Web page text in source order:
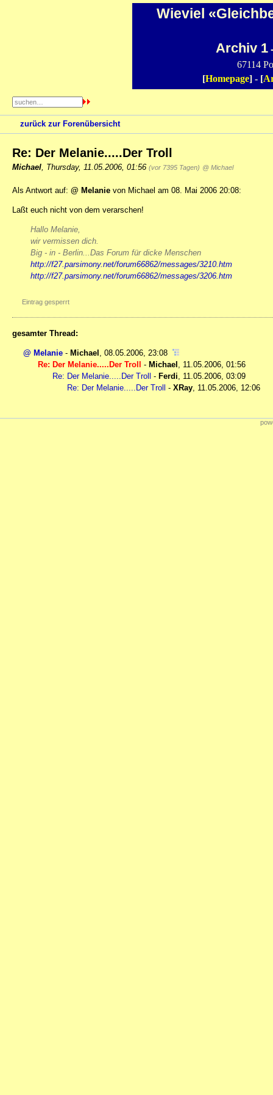
Wieviel
Archiv 1
67114
[Homepage] - [
zurück zur Forenübersicht
Re: Der Melanie.....Der Troll
Michael Thursday, 11.05.2006, 01:56 (vor 7395 Tagen) @ Michael
Als Antwort auf: @ Melanie von Michael am 08. Mai 2006 20:08:
Laßt euch nicht von dem verarschen!
Hallo Melanie,
wir vermissen dich.
Big - in - Berlin...Das Forum für dicke Menschen
http://f27.parsimony.net/forum66862/messages/3210.htm
http://f27.parsimony.net/forum66862/messages/3206.htm
Eintrag gesperrt
gesamter Thread:
@ Melanie - Michael , 08.05.2006, 23:08
Re: Der Melanie.....Der Troll - Michael , 11.05.2006, 01:56
Re: Der Melanie.....Der Troll - Ferdi, 11.05.2006, 03:09
Re: Der Melanie.....Der Troll - XRay, 11.05.2006, 12:06